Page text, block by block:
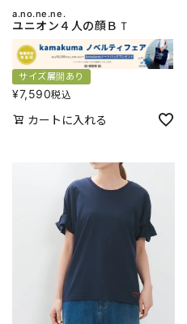
a.no.ne.ne.
ユニオン４人の顔ＢＴ
サイズ展開あり
¥7,590税込
カートに入れる